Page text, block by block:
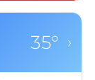
35° ›